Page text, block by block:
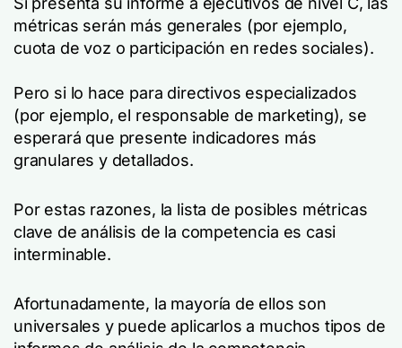
métricas serán más generales (por ejemplo,
cuota de voz o participación en redes sociales).
Pero si lo hace para directivos especializados
(por ejemplo, el responsable de marketing), se
esperará que presente indicadores más
granulares y detallados.
Por estas razones, la lista de posibles métricas
clave de análisis de la competencia es casi
interminable.
Afortunadamente, la mayoría de ellos son
universales y puede aplicarlos a muchos tipos de